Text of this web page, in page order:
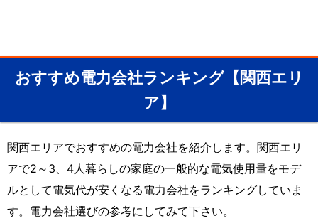
おすすめ電力会社ランキング【関西エリ
ア】
関西エリアでおすすめの電力会社を紹介します。関西エリ
アで2～3、4人暮らしの家庭の一般的な電気使用量をモデ
ルとして電気代が安くなる電力会社をランキングしていま
す。電力会社選びの参考にしてみて下さい。